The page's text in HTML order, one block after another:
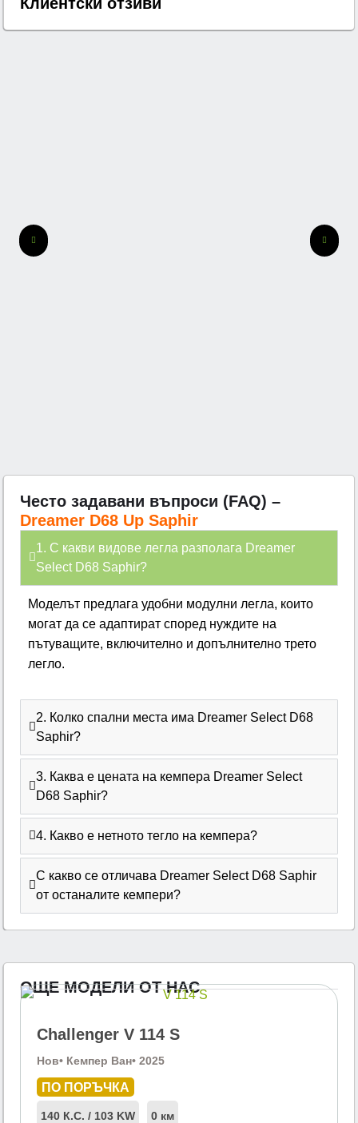
Често задавани въпроси (FAQ) –
Dreamer D68 Up Saphir
1. С какви видове легла разполага Dreamer
Select D68 Saphir?
Моделът предлага удобни модулни легла, които
могат да се адаптират според нуждите на
пътуващите, включително и допълнително трето
легло.
2. Колко спални места има Dreamer Select D68
Saphir?
3. Каква е цената на кемпера Dreamer Select
D68 Saphir?
4. Какво е нетното тегло на кемпера?
С какво се отличава Dreamer Select D68 Saphir
от останалите кемпери?
ОЩЕ МОДЕЛИ ОТ НАС
Challenger V 114 S
Нов• Кемпер Ван• 2025
ПО ПОРЪЧКА
140 К.С. / 103 KW 0 км